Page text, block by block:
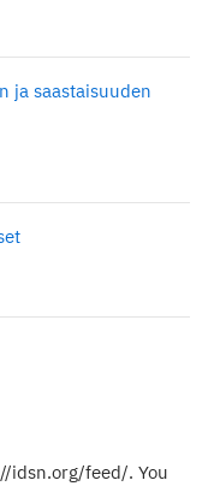
ja saastaisuuden
idsn.org/feed/. You